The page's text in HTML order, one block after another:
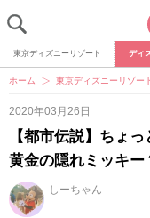
東京ディズニーリゾート ディ
ホーム 東京ディズニーリゾー
2020年03月26日
【都市伝説】ちょ
黄金の隠れミッキー
しーちゃん